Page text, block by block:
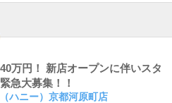
万円！ 新店オープンに伴いスタ
急大募集！！
ハニー）京都河原町店